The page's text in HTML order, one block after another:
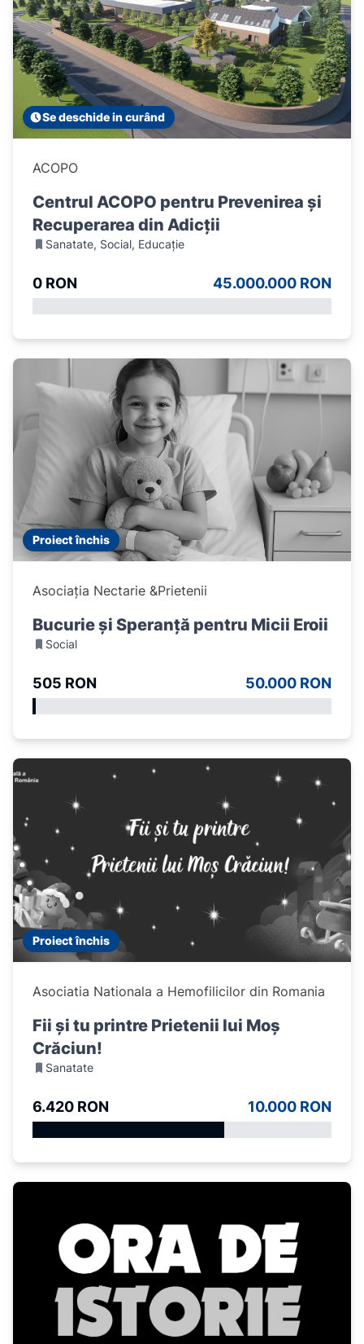
Se deschide in curând
ACOPO
Centrul ACOPO pentru Prevenirea și
Recuperarea din Adicții
Sanatate, Social, Educație
0 RON 45.000.000 RON
Proiect închis
Asociația Nectarie &Prietenii
Bucurie și Speranță pentru Micii Eroii
Social
505 RON 50.000 RON
Proiect închis
Asociatia Nationala a Hemofilicilor din Romania
Fii și tu printre Prietenii lui Moș
Crăciun!
Sanatate
6.420 RON 10.000 RON